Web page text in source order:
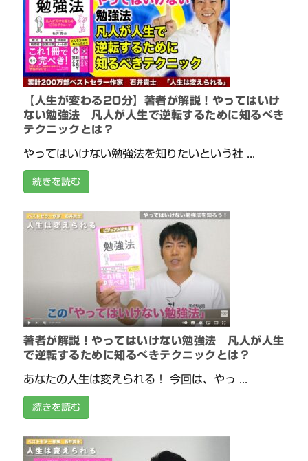
【人生が変わる20分】著者が解説！やってはいけ
ない勉強法 凡人が人生で逆転するために知るべき
テクニックとは？
やってはいけない勉強法を知りたいという社 ...
続きを読む
著者が解説！やってはいけない勉強法 凡人が人生
で逆転するために知るべきテクニックとは？
あなたの人生は変えられる！ 今回は、やっ ...
続きを読む